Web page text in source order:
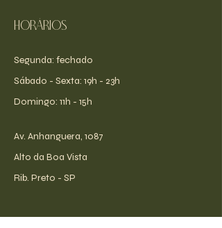
Horários
Segunda: fechado
​​Sábado - Sexta: 19h - 23h
​Domingo: 11h - 15h
Av. Anhanguera, 1087
Alto da Boa Vista
Rib. Preto - SP